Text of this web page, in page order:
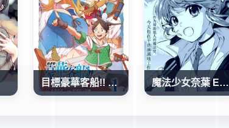
目標豪華客船!! 運用船召喚技能，在異世界開啟奢華生活 魔法少女奈葉 EXCEEDS